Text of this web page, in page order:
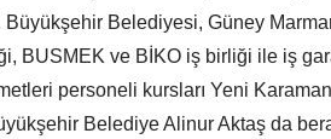
Büyükşehir Belediyesi, Güney
BUSMEK ve BİKO iş birliği ile iş
personeli kursları Yeni
Belediye Alinur Aktaş da